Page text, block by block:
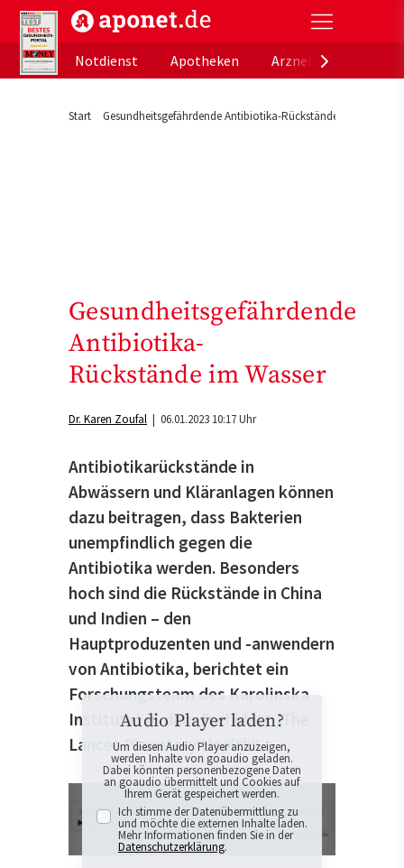
aponet.de - Das offizielle Gesundheitsportal der
Notdienst
Apotheken
Start Gesundheitsgefährdende Antibiotika-Rückstände im Wasser
Gesundheitsgefährdende
Antibiotika-
Rückstände im Wasser
Dr. Karen Zoufal | 06.01.2023 10:17 Uhr
Antibiotikarückstände in
Abwässern und Kläranlagen können
dazu beitragen, dass Bakterien
unempfindlich gegen die
Antibiotika werden. Besonders
hoch sind die Rückstände in China
und Indien – den
Hauptproduzenten und -anwendern
von Antibiotika, berichtet ein
Forschungsteam des Karolinska
Institutet in dem Fachblatt „The
Lancet Planetary Health“.
Audio Player laden?
Um diesen Audio Player anzuzeigen,
werden Inhalte von goaudio geladen.
Dabei könnten personenbezogene Daten
an goaudio übermittelt und Cookies auf
Ihrem Gerät gespeichert werden.
Ich stimme der Datenübermittlung zu
und möchte die externen Inhalte laden.
Mehr Informationen finden Sie in der
Datenschutzerklärung.